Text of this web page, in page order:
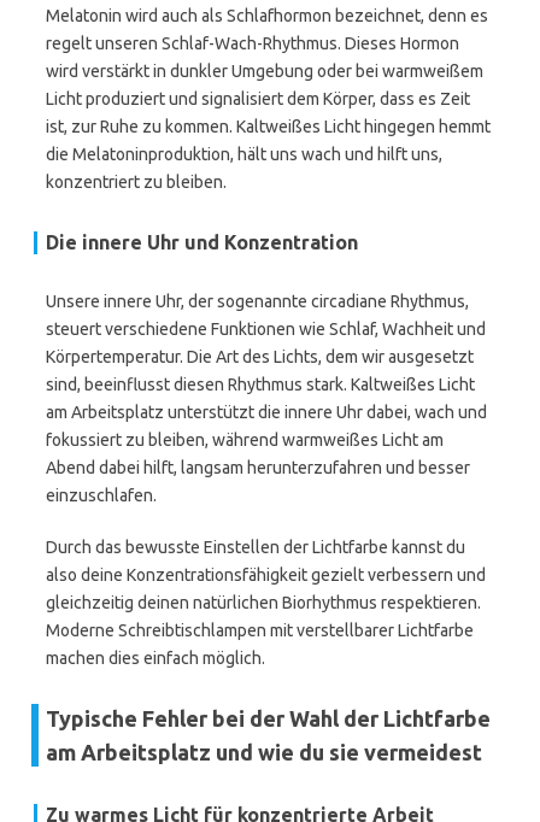
Melatonin wird auch als Schlafhormon bezeichnet, denn es
regelt unseren Schlaf-Wach-Rhythmus. Dieses Hormon
wird verstärkt in dunkler Umgebung oder bei warmweißem
Licht produziert und signalisiert dem Körper, dass es Zeit
ist, zur Ruhe zu kommen. Kaltweißes Licht hingegen hemmt
die Melatoninproduktion, hält uns wach und hilft uns,
konzentriert zu bleiben.
Die innere Uhr und Konzentration
Unsere innere Uhr, der sogenannte circadiane Rhythmus,
steuert verschiedene Funktionen wie Schlaf, Wachheit und
Körpertemperatur. Die Art des Lichts, dem wir ausgesetzt
sind, beeinflusst diesen Rhythmus stark. Kaltweißes Licht
am Arbeitsplatz unterstützt die innere Uhr dabei, wach und
fokussiert zu bleiben, während warmweißes Licht am
Abend dabei hilft, langsam herunterzufahren und besser
einzuschlafen.
Durch das bewusste Einstellen der Lichtfarbe kannst du
also deine Konzentrationsfähigkeit gezielt verbessern und
gleichzeitig deinen natürlichen Biorhythmus respektieren.
Moderne Schreibtischlampen mit verstellbarer Lichtfarbe
machen dies einfach möglich.
Typische Fehler bei der Wahl der Lichtfarbe
am Arbeitsplatz und wie du sie vermeidest
Zu warmes Licht für konzentrierte Arbeit